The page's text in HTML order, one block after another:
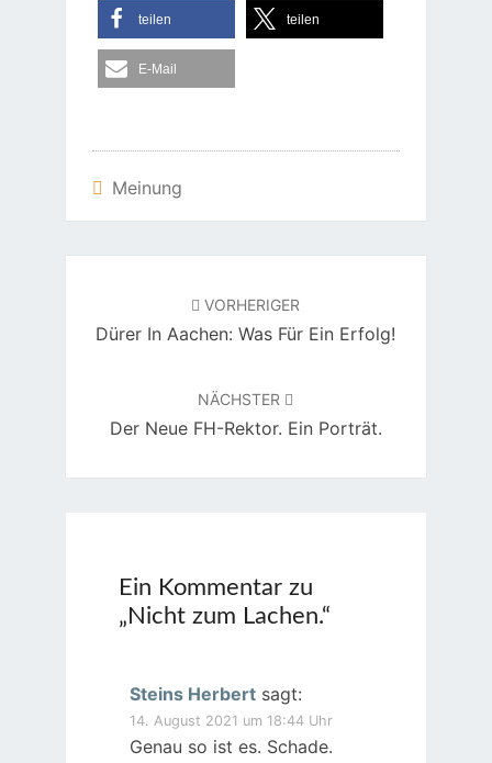
teilen teilen
E-Mail
Meinung
VORHERIGER
Dürer In Aachen: Was Für Ein Erfolg!
NÄCHSTER
Der Neue FH-Rektor. Ein Porträt.
Ein Kommentar zu
„Nicht zum Lachen.“
Steins Herbert sagt:
14. August 2021 um 18:44 Uhr
Genau so ist es. Schade.